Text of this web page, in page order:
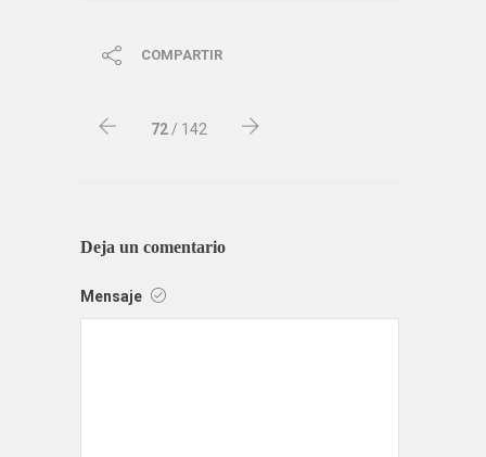
COMPARTIR
72 / 142
Deja un comentario
Mensaje